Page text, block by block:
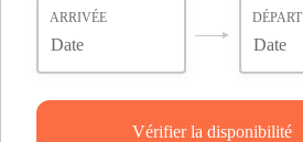
ARRIVÉE DÉPART
Vérifier la disponibilité